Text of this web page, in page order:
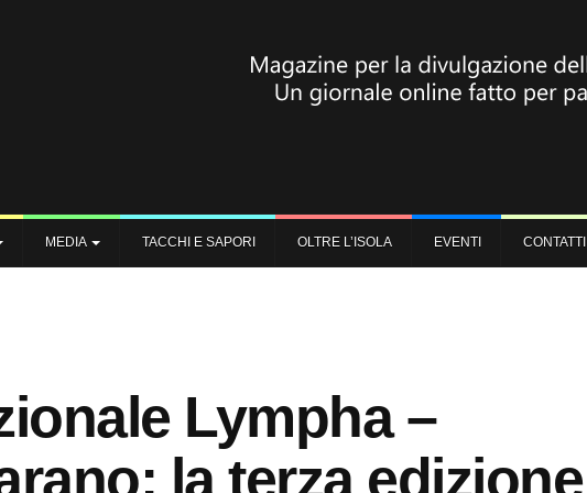
MEDIA TACCHI E SAPORI OLTRE L’ISOLA EVENTI CONTATTI
Lympha –
la terza edizione